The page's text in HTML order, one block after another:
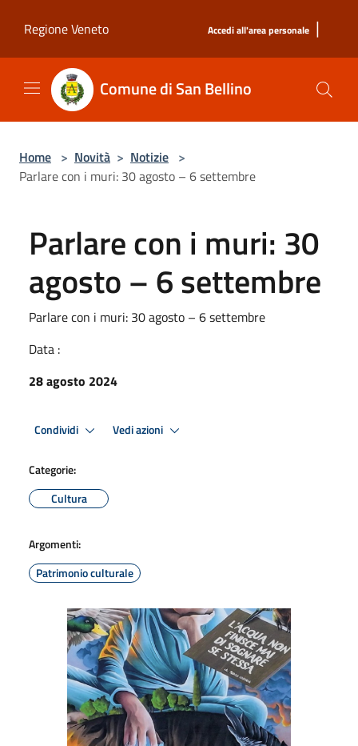
Regione Veneto
Accedi all'area personale |
Comune di San Bellino
Home > Novità > Notizie >
Parlare con i muri: 30 agosto – 6 settembre
Parlare con i muri: 30
agosto – 6 settembre
Parlare con i muri: 30 agosto – 6 settembre
Data :
28 agosto 2024
Condividi Vedi azioni
Categorie:
Cultura
Argomenti:
Patrimonio culturale